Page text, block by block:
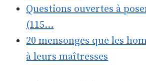
Questions ouvertes à
(115…
20 mensonges que les
à leurs maîtresses